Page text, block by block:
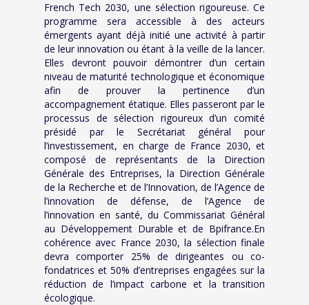
French Tech 2030, une sélection rigoureuse. Ce
programme sera accessible à des acteurs
émergents ayant déjà initié une activité à partir
de leur innovation ou étant à la veille de la lancer.
Elles devront pouvoir démontrer d’un certain
niveau de maturité technologique et économique
afin de prouver la pertinence d’un
accompagnement étatique. Elles passeront par le
processus de sélection rigoureux d’un comité
présidé par le Secrétariat général pour
l’investissement, en charge de France 2030, et
composé de représentants de la Direction
Générale des Entreprises, la Direction Générale
de la Recherche et de l’Innovation, de l’Agence de
l’innovation de défense, de l’Agence de
l’innovation en santé, du Commissariat Général
au Développement Durableet de Bpifrance.En
cohérence avec France 2030, la sélection finale
devra comporter 25% de dirigeantes ou co-
fondatrices et 50% d’entreprises engagées sur la
réduction de l’impact carbone et la transition
écologique.